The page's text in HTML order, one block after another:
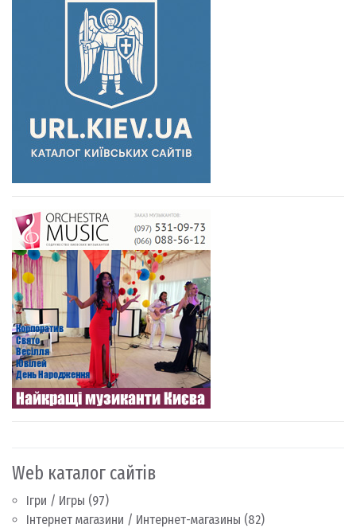
Web каталог сайтів
Ігри / Игры (97)
Інтернет магазини / Интернет-магазины (82)